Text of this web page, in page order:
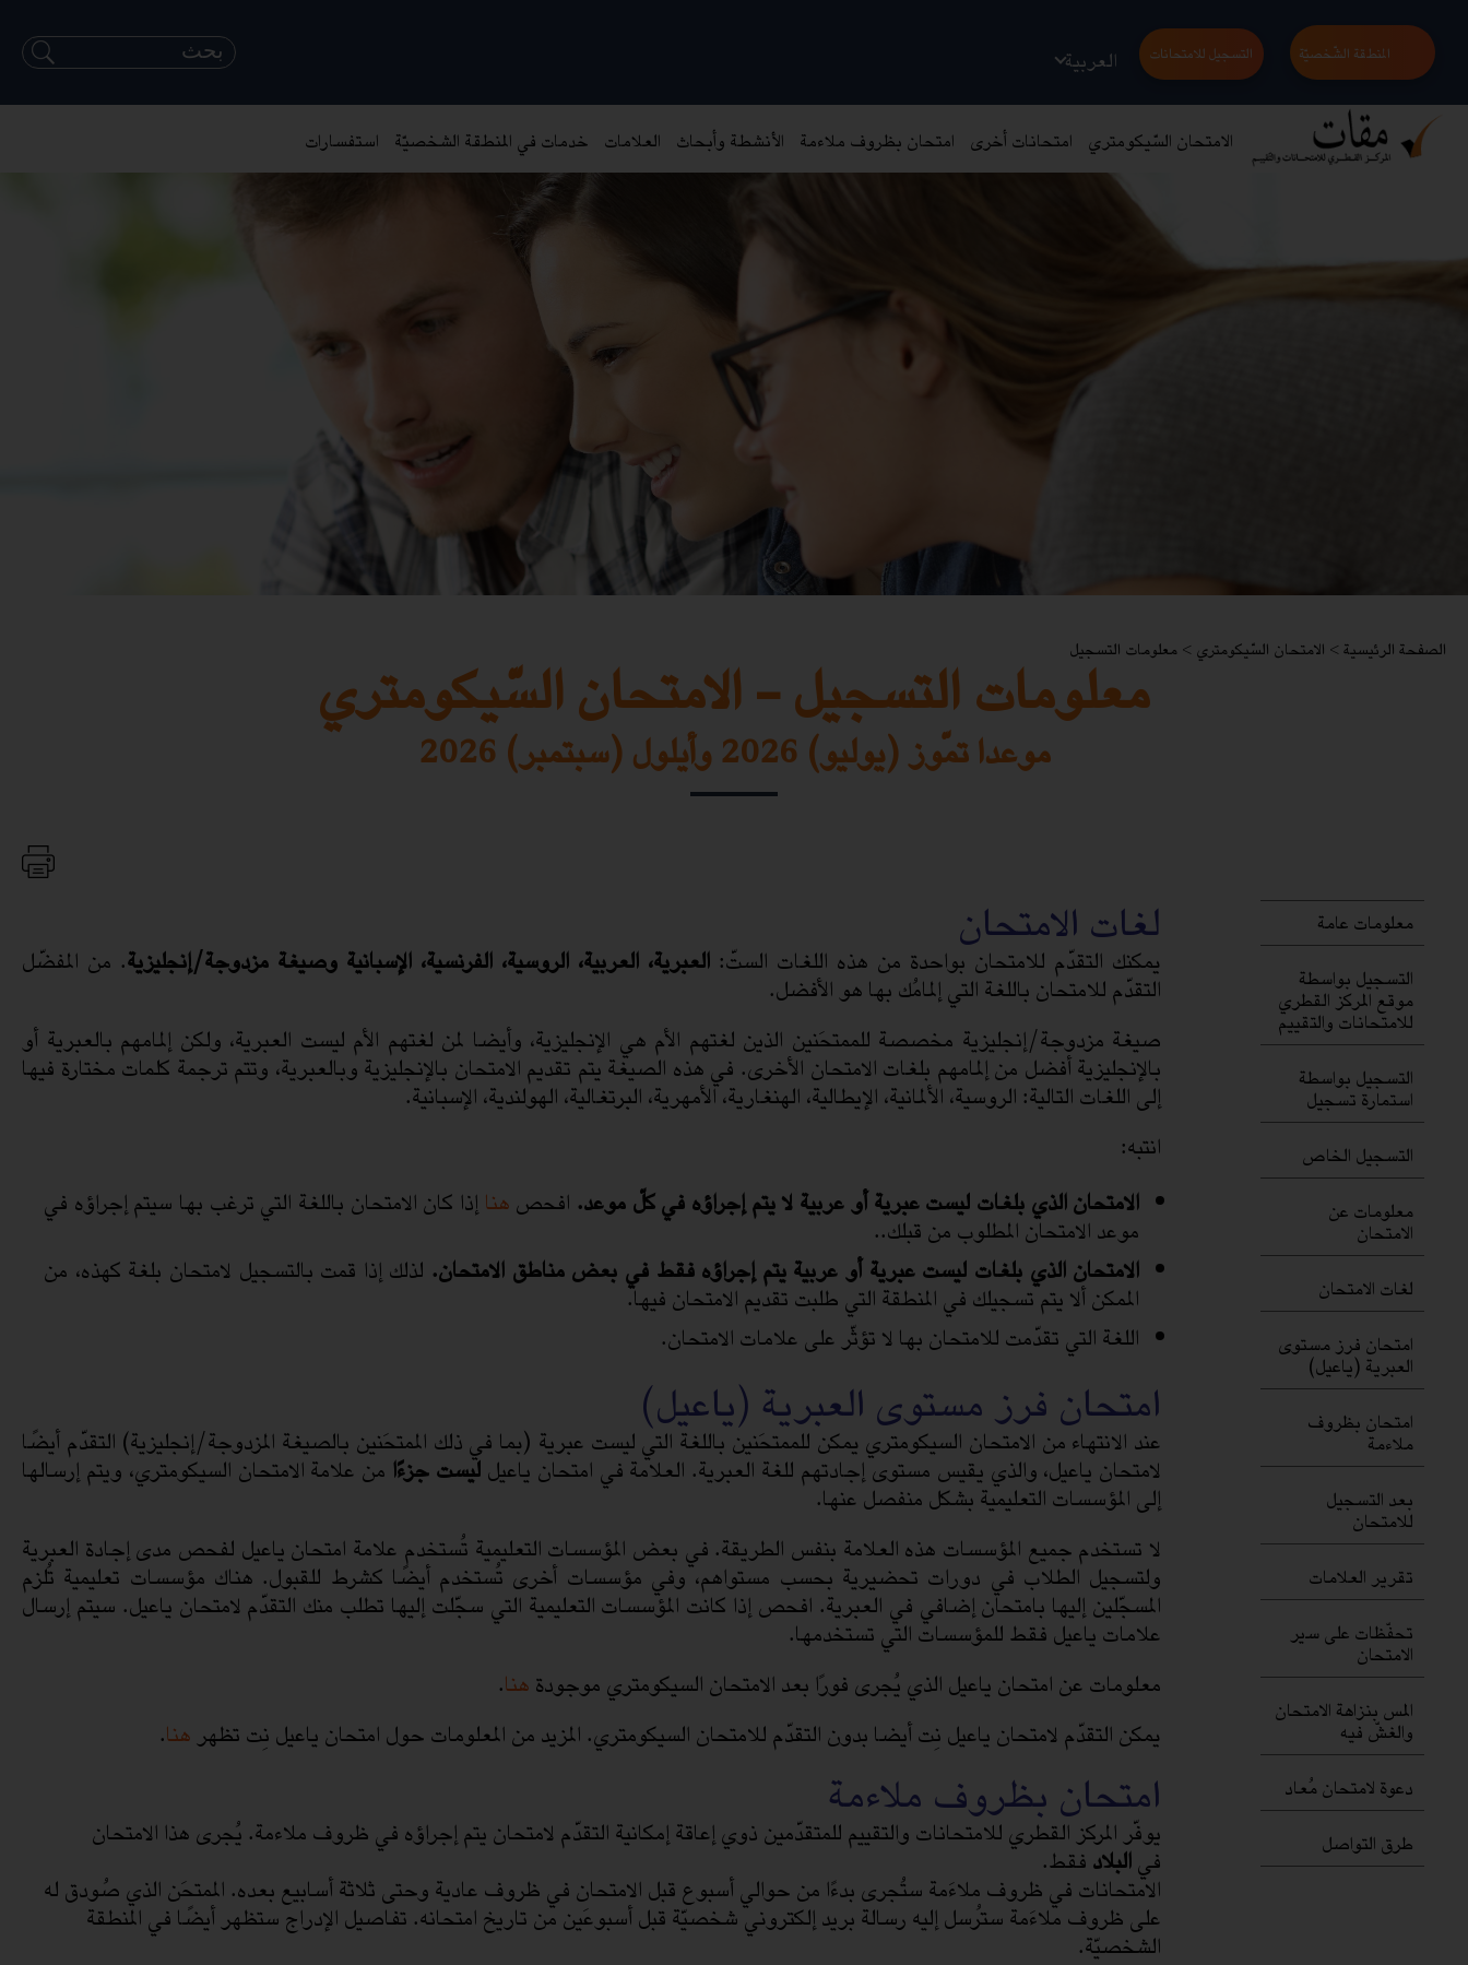
المنطقة الشّخصيّة التسجيل للامتحانات العربية
الامتحان السّيكومتري امتحانات أخرى امتحان بظروف ملاءمة الأنشطة وأبحاث العلامات خدمات في المنطقة الشخصيّة استفسارات
الصفحة الرئيسية> الامتحان السّيكومتري > معلومات التسجيل
معلومات التسجيل - الامتحان السّيكومتري
موعدا تمّوز (يوليو) 2026 وأيلول (سبتمبر) 2026
معلومات عامة
التسجيل بواسطة
موقع المركز القطري
للامتحانات والتقييم
التسجيل بواسطة
استمارة تسجيل
التسجيل الخاص
معلومات عن
الامتحان
لغات الامتحان
امتحان فرز مستوى
العبرية (ياعيل)
امتحان بظروف
ملاءمة
بعد التسجيل
للامتحان
تقرير العلامات
تحفّظات على سير
الامتحان
المس بنزاهة الامتحان
والغشّ فيه
دعوة لامتحان مُعاد
طرق التواصل
لغات الامتحان
يمكنك التقدّم للامتحان بواحدة من هذه اللغات الستّ: العبرية، العربية، الروسية، الفرنسية، الإسبانية وصيغة مزدوجة/إنجليزية. من المفضّل
التقدّم للامتحان باللغة التي إلمامُك بها هو الأفضل.
صيغة مزدوجة/إنجليزية مخصصة للممتحَنين الذين لغتهم الأم هي الإنجليزية، وأيضا لمن لغتهم الأم ليست العبرية، ولكن إلمامهم بالعبرية أو
بالإنجليزية أفضل من إلمامهم بلغات الامتحان الأخرى. في هذه الصيغة يتم تقديم الامتحان بالإنجليزية وبالعبرية، وتتم ترجمة كلمات مختارة فيها
إلى اللغات التالية: الروسية، الألمانية، الإيطالية، الهنغارية، الأمهرية، البرتغالية، الهولندية، الإسبانية.
انتبه:
الامتحان الذي بلغات ليست عبرية أو عربية لا يتم إجراؤه في كلّ موعد. افحصهناإذا كان الامتحان باللغة التي ترغب بها سيتم إجراؤه في
موعد الامتحان المطلوب من قبلك..
الامتحان الذي بلغات ليست عبرية أو عربية يتم إجراؤه فقط في بعض مناطق الامتحان. لذلك إذا قمت بالتسجيل لامتحان بلغة كهذه، من
الممكن ألا يتم تسجيلك في المنطقة التي طلبت تقديم الامتحان فيها.
اللغة التي تقدّمت للامتحان بها لا تؤثّر على علامات الامتحان.
امتحان فرز مستوى العبرية (ياعيل)
عند الانتهاء من الامتحان السيكومتري يمكن للممتحَنين باللغة التي ليست عبرية (بما في ذلك الممتحَنين بالصيغة المزدوجة/إنجليزية) التقدّم أيضًا
لامتحان ياعيل، والذي يقيس مستوى إجادتهم للغة العبرية. العلامة في امتحان ياعيلليست جزءًا من علامة الامتحان السيكومتري، ويتم إرسالها
إلى المؤسسات التعليمية بشكل منفصل عنها.
لا تستخدم جميع المؤسسات هذه العلامة بنفس الطريقة. في بعض المؤسسات التعليمية تُستخدم علامة امتحان ياعيل لفحص مدى إجادة العبرية
ولتسجيل الطلاب في دورات تحضيرية بحسب مستواهم، وفي مؤسسات أخرى تُستخدم أيضًا كشرط للقبول. هناك مؤسسات تعليمية تُلزم
المسجّلين إليها بامتحان إضافي في العبرية. افحص إذا كانت المؤسسات التعليمية التي سجّلت إليها تطلب منك التقدّم لامتحان ياعيل. سيتم إرسال
علامات ياعيل فقط للمؤسسات التي تستخدمها.
معلومات عن امتحان ياعيل الذي يُجرى فورًا بعد الامتحان السيكومتري موجودةهنا.
يمكن التقدّم لامتحان ياعيل نِت أيضا بدون التقدّم للامتحان السيكومتري. المزيد من المعلومات حول امتحان ياعيل نِت تظهرهنا.
امتحان بظروف ملاءمة
يوفّر المركز القطري للامتحانات والتقييم للمتقدّمين ذوي إعاقة إمكانية التقدّم لامتحان يتم إجراؤه في ظروف ملاءمة. يُجرى هذا الامتحان
فيالبلادفقط.
الامتحانات في ظروف ملاءَمة ستُجرى بدءًا من حوالي أسبوع قبل الامتحان في ظروف عادية وحتى ثلاثة أسابيع بعده. الممتحَن الذي صُودق له
على ظروف ملاءَمة ستُرسل إليه رسالة بريد إلكتروني شخصيّة قبل أسبوعَين من تاريخ امتحانه. تفاصيل الإدراج ستظهر أيضًا في المنطقة
الشخصيّة.